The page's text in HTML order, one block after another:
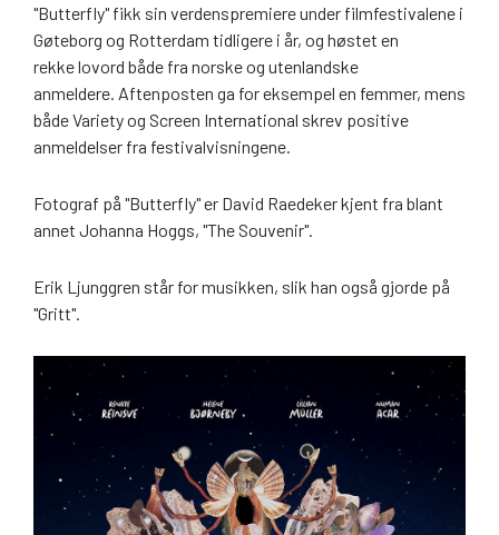
"Butterfly" fikk sin verdenspremiere under filmfestivalene i
Gøteborg og Rotterdam tidligere i år, og høstet en
rekke lovord både fra norske og utenlandske
anmeldere. Aftenposten ga for eksempel en femmer, mens
både Variety og Screen International skrev positive
anmeldelser fra festivalvisningene.
Fotograf på "Butterfly" er David Raedeker kjent fra blant
annet Johanna Hoggs, "The Souvenir".
Erik Ljunggren står for musikken, slik han også gjorde på
"Gritt".